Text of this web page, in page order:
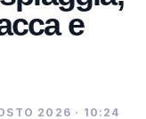
e
2026 · 10:24